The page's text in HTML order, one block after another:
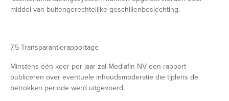
middel van buitengerechtelijke geschillenbeslechting.
7.5 Transparantierapportage
Minstens één keer per jaar zal Mediafin NV een rapport
publiceren over eventuele inhoudsmoderatie die tijdens de
betrokken periode werd uitgevoerd.